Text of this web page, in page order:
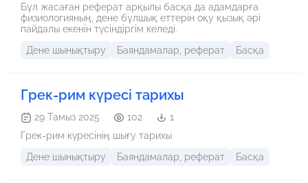
Бұл жасаған реферат арқылы басқа да адамдарға
физиологияның, дене бұлшық еттерін оқу қызық әрі
пайдалы екенін түсіндіргім келеді.
Дене шынықтыру
Баяндамалар, реферат Басқа
Грек-рим күресі тарихы
29 Тамыз 2025 102
1
Грек-рим күресінің шығу тарихы
Дене шынықтыру
Баяндамалар, реферат Басқа